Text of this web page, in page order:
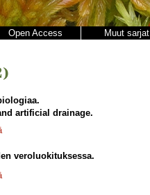
Open Access Muut sarjat
artificial drainage.
veroluokituksessa.